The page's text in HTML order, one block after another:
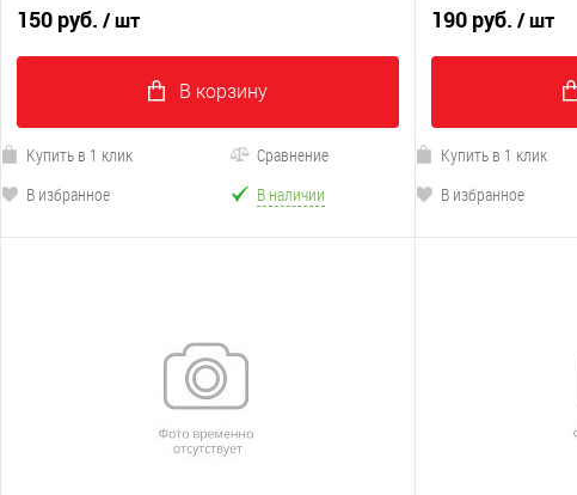
150 руб. / шт
В корзину
Купить в 1 клик
Сравнение
В избранное
В наличии
190 руб./ шт
Купить в 1 клик
В избранное